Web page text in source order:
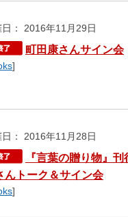
日： 2016年11月29日
町田康さんサイン会
]
日： 2016年11月28日
『言葉の贈り物』
んトーク＆サイン会
]